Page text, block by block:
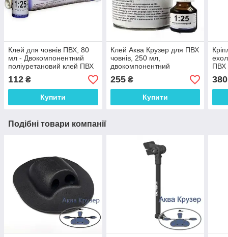
Клей для човнів ПВХ, 80
мл - Двокомпонентний
поліуретановий клей ПВХ
Аква Крузер для ремонту
надувного човна
112 ₴
Купити
Клей Аква Крузер для ПВХ
човнів, 250 мл,
двокомпонентний
поліуретановий для
ремонту надувного човна
ПВХ в банке
255₴
Купити
ПВХ
380
Подібні товари компанії